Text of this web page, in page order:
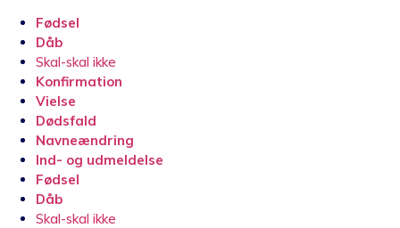
Fødsel
Dåb
Skal-skal ikke
Konfirmation
Vielse
Dødsfald
Navneændring
Ind- og udmeldelse
Fødsel
Dåb
Skal-skal ikke